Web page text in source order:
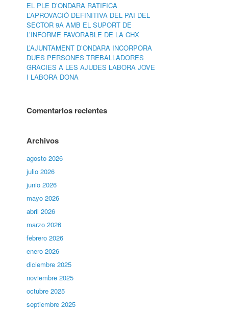
EL PLE D’ONDARA RATIFICA
L’APROVACIÓ DEFINITIVA DEL PAI DEL
SECTOR 9A AMB EL SUPORT DE
L’INFORME FAVORABLE DE LA CHX
L’AJUNTAMENT D’ONDARA INCORPORA
DUES PERSONES TREBALLADORES
GRÀCIES A LES AJUDES LABORA JOVE
I LABORA DONA
Comentarios recientes
Archivos
agosto 2026
julio 2026
junio 2026
mayo 2026
abril 2026
marzo 2026
febrero 2026
enero 2026
diciembre 2025
noviembre 2025
octubre 2025
septiembre 2025